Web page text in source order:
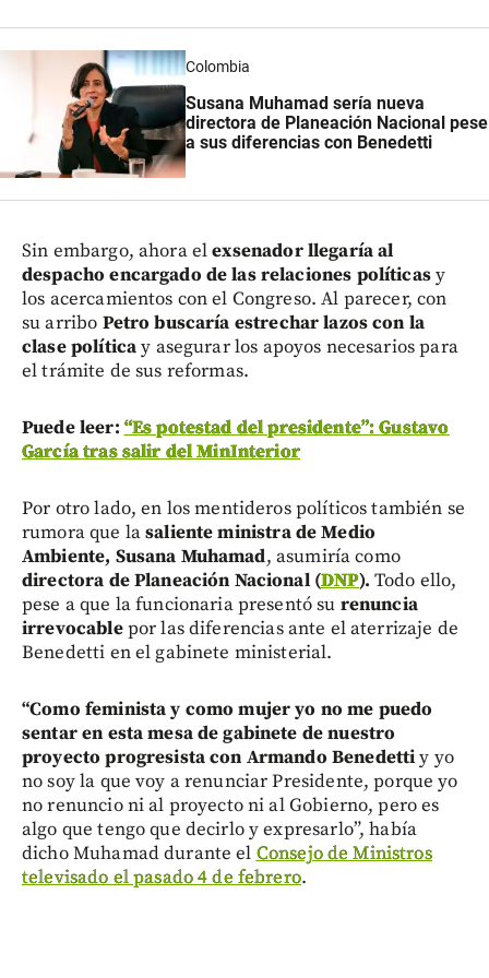
Colombia
Susana Muhamad sería nueva
directora de Planeación Nacional pese
a sus diferencias con Benedetti
Sin embargo, ahora elexsenador llegaría al
despacho encargado de las relaciones políticasy
los acercamientos con el Congreso. Al parecer, con
su arribo Petro buscaría estrechar lazos con la
clase políticay asegurar los apoyos necesarios para
el trámite de sus reformas.
Puede leer: “Es potestad del presidente”: Gustavo
García tras salir del MinInterior
Por otro lado, en los mentideros políticos también se
rumora que lasaliente ministra de Medio
Ambiente, Susana Muhamad, asumiría como
directora de Planeación Nacional (DNP). Todo ello,
pese a que la funcionaria presentó su renuncia
irrevocablepor las diferencias ante el aterrizaje de
Benedetti en el gabinete ministerial.
“Como feminista y como mujer yo no me puedo
sentar en esta mesa de gabinete de nuestro
proyecto progresista con Armando Benedettiy yo
no soy la que voy a renunciar Presidente, porque yo
no renuncio ni al proyecto ni al Gobierno, pero es
algo que tengo que decirlo y expresarlo”, había
dicho Muhamad durante el Consejo de Ministros
televisado el pasado 4 de febrero.